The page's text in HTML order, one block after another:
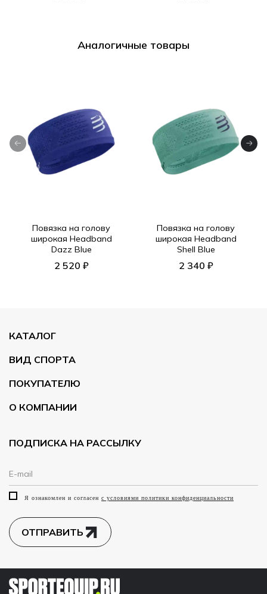
Аналогичные товары
Повязка на голову
широкая Headband
Dazz Blue
2 520 ₽
Повязка на голову
широкая Headband
Shell Blue
2 340 ₽
КАТАЛОГ
ВИД СПОРТА
ПОКУПАТЕЛЮ
О КОМПАНИИ
ПОДПИСКА НА РАССЫЛКУ
Я ознакомлен и согласен с условиями политики конфиденциальности
ОТПРАВИТЬ